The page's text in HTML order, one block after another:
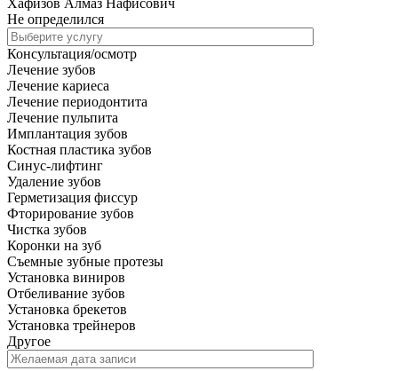
Хафизов Алмаз Нафисович
Не определился
Консультация/осмотр
Лечение зубов
Лечение кариеса
Лечение периодонтита
Лечение пульпита
Имплантация зубов
Костная пластика зубов
Синус-лифтинг
Удаление зубов
Герметизация фиссур
Фторирование зубов
Чистка зубов
Коронки на зуб
Съемные зубные протезы
Установка виниров
Отбеливание зубов
Установка брекетов
Установка трейнеров
Другое